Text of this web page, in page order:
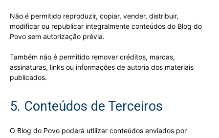
Não é permitido reproduzir, copiar, vender, distribuir,
modificar ou republicar integralmente conteúdos do Blog do
Povo sem autorização prévia.
Também não é permitido remover créditos, marcas,
assinaturas, links ou informações de autoria dos materiais
publicados.
5. Conteúdos de Terceiros
O Blog do Povo poderá utilizar conteúdos enviados por